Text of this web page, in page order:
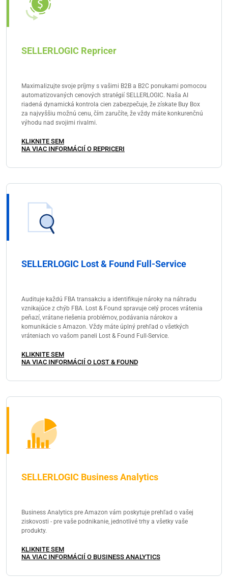
SELLERLOGIC Repricer
Maximalizujte svoje príjmy s vašimi B2B a B2C ponukami pomocou
automatizovaných cenových stratégií SELLERLOGIC. Naša AI
riadená dynamická kontrola cien zabezpečuje, že získate Buy Box
za najvyššiu možnú cenu, čím zaručíte, že vždy máte konkurenčnú
výhodu nad svojimi rivalmi.
KLIKNITE SEM
NA VIAC INFORMÁCIÍ O REPRICERI
SELLERLOGIC Lost & Found Full-Service
Audituje každú FBA transakciu a identifikuje nároky na náhradu
vznikajúce z chýb FBA. Lost & Found spravuje celý proces vrátenia
peňazí, vrátane riešenia problémov, podávania nárokov a
komunikácie s Amazon. Vždy máte úplný prehľad o všetkých
vráteniach vo vašom paneli Lost & Found Full-Service.
KLIKNITE SEM
NA VIAC INFORMÁCIÍ O LOST & FOUND
SELLERLOGIC Business Analytics
Business Analytics pre Amazon vám poskytuje prehľad o vašej
ziskovosti - pre vaše podnikanie, jednotlivé trhy a všetky vaše
produkty.
KLIKNITE SEM
NA VIAC INFORMÁCIÍ O BUSINESS ANALYTICS